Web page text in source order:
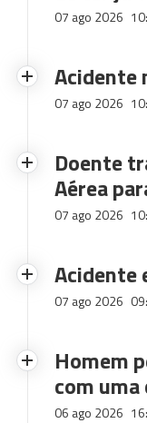
07 ago 2026
Acidente
07 ago 2026
Doente
Aérea
07 ago 2026
Acidente
07 ago 2026
Homem
com uma
06 ago 2026